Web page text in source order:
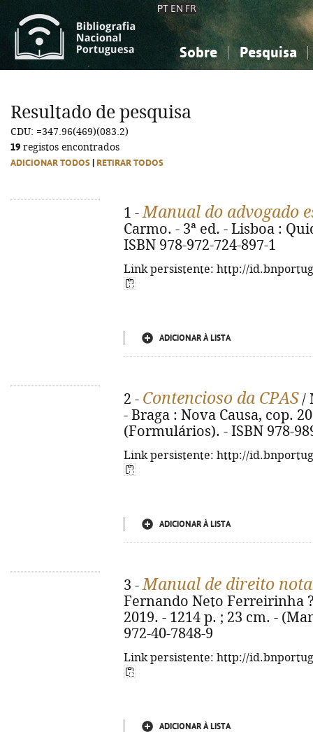
PT EN FR
Sobre Pesquisa
Ciências sociais...
Ciências sociais...
Resultado de pesquisa
CDU: =347.96(469)(083.2)
19 registos encontrados
ADICIONAR TODOS RETIRAR TODOS
1 -Manual do advogado
Carmo. - 3ª ed. - Lisboa :
ISBN 978-972-724-897-1
Link persistente: http://
ADICIONAR À LISTA
2 - Contencioso da CPAS/
- Braga : Nova Causa, cop.
(Formulários). - ISBN 978-
Link persistente: http://
ADICIONAR À LISTA
3 -Manual de direito
Fernando Neto Ferreirinha
2019. - 1214 p. ; 23 cm. -
972-40-7848-9
Link persistente: http://
ADICIONAR À LISTA